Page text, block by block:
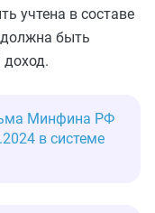
учтена в составе
быть
Минфина РФ
в системе